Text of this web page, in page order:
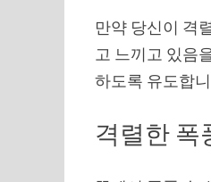
만약 당신이 격
고 느끼고 있음
하도록 유도합
격렬한 폭